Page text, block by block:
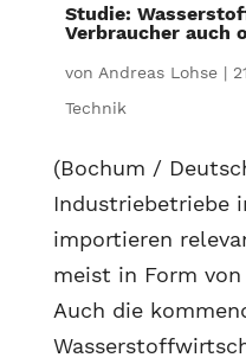
Studie:
Verbraucher auch
von Andreas Lohse|
Technik
(Bochum /
Industriebetriebe
importieren
meist in Form von
Auch die